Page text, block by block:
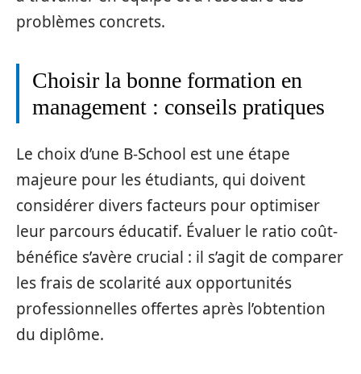
problèmes concrets.
Choisir la bonne formation en
management : conseils pratiques
Le choix d’une B-School est une étape
majeure pour les étudiants, qui doivent
considérer divers facteurs pour optimiser
leur parcours éducatif. Évaluer le ratio coût-
bénéfice s’avère crucial : il s’agit de comparer
les frais de scolarité aux opportunités
professionnelles offertes après l’obtention
du diplôme.